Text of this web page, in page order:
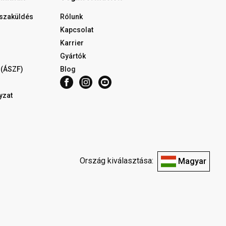
Rólunk
Kapcsolat
Karrier
Gyártók
Blog
Ország kiválasztása: Magyar